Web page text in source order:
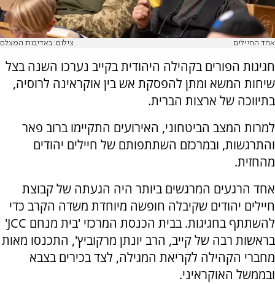
אחד החיילים צילום: באדיבות המצלם
חגיגות הפורים בקהילה היהודית בקייב נערכו השנה בצל
שיחות המשא ומתן להפסקת אש בין אוקראינה לרוסיה,
בתיווכה של ארצות הברית.
למרות המצב הביטחוני, האירועים התקיימו ברוב פאר
והתרגשות, ובמרכזם השתתפותם של חיילים יהודים
מהחזית.
אחד הרגעים המרגשים ביותר היה הגעתה של קבוצת
חיילים יהודים שקיבלה חופשה מיוחדת משדה הקרב כדי
להשתתף בחגיגות. בבית הכנסת המרכזי 'בית מנחם JCC'
בראשות רבה של קייב, הרב יונתן מרקוביץ', התכנסו מאות
מחברי הקהילה לקריאת המגילה, לצד בכירים בצבא
ובממשל האוקראיני.